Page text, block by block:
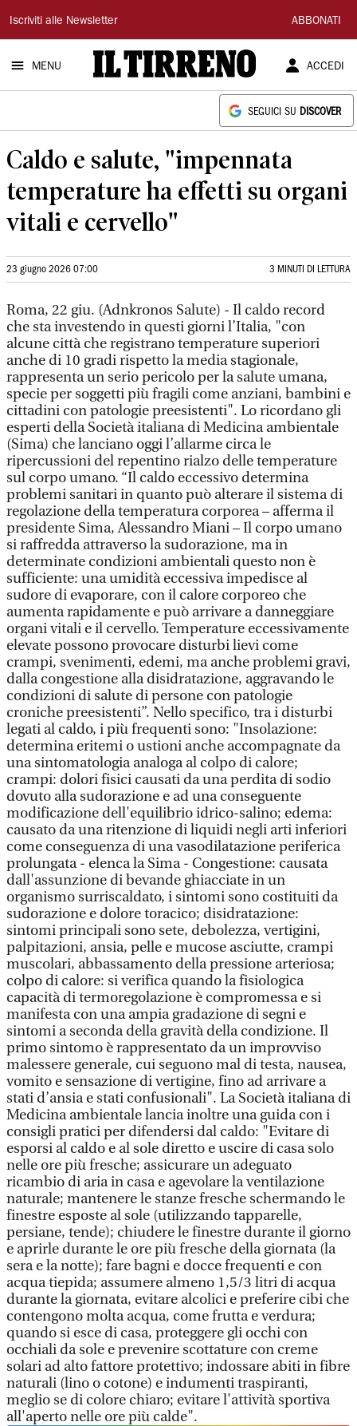
Il
Tirreno
Iscriviti alle Newsletter ABBONATI
MENU ACCEDI
SEGUICI SU DISCOVER
Caldo e salute, "impennata
temperature ha effetti su organi
vitali e cervello"
23 giugno 2026 07:00 3 MINUTI DI LETTURA
Roma, 22 giu. (Adnkronos Salute) - Il caldo record
che sta investendo in questi giorni l’Italia, "con
alcune città che registrano temperature superiori
anche di 10 gradi rispetto la media stagionale,
rappresenta un serio pericolo per la salute umana,
specie per soggetti più fragili come anziani, bambini e
cittadini con patologie preesistenti". Lo ricordano gli
esperti della Società italiana di Medicina ambientale
(Sima) che lanciano oggi l’allarme circa le
ripercussioni del repentino rialzo delle temperature
sul corpo umano. “Il caldo eccessivo determina
problemi sanitari in quanto può alterare il sistema di
regolazione della temperatura corporea – afferma il
presidente Sima, Alessandro Miani – Il corpo umano
si raffredda attraverso la sudorazione, ma in
determinate condizioni ambientali questo non è
sufficiente: una umidità eccessiva impedisce al
sudore di evaporare, con il calore corporeo che
aumenta rapidamente e può arrivare a danneggiare
organi vitali e il cervello. Temperature eccessivamente
elevate possono provocare disturbi lievi come
crampi, svenimenti, edemi, ma anche problemi gravi,
dalla congestione alla disidratazione, aggravando le
condizioni di salute di persone con patologie
croniche preesistenti”. Nello specifico, tra i disturbi
legati al caldo, i più frequenti sono: "Insolazione:
determina eritemi o ustioni anche accompagnate da
una sintomatologia analoga al colpo di calore;
crampi: dolori fisici causati da una perdita di sodio
dovuto alla sudorazione e ad una conseguente
modificazione dell'equilibrio idrico-salino; edema:
causato da una ritenzione di liquidi negli arti inferiori
come conseguenza di una vasodilatazione periferica
prolungata - elenca la Sima - Congestione: causata
dall'assunzione di bevande ghiacciate in un
organismo surriscaldato, i sintomi sono costituiti da
sudorazione e dolore toracico; disidratazione:
sintomi principali sono sete, debolezza, vertigini,
palpitazioni, ansia, pelle e mucose asciutte, crampi
muscolari, abbassamento della pressione arteriosa;
colpo di calore: si verifica quando la fisiologica
capacità di termoregolazione è compromessa e si
manifesta con una ampia gradazione di segni e
sintomi a seconda della gravità della condizione. Il
primo sintomo è rappresentato da un improvviso
malessere generale, cui seguono mal di testa, nausea,
vomito e sensazione di vertigine, fino ad arrivare a
stati d’ansia e stati confusionali". La Società italiana di
Medicina ambientale lancia inoltre una guida con i
consigli pratici per difendersi dal caldo: "Evitare di
esporsi al caldo e al sole diretto e uscire di casa solo
nelle ore più fresche; assicurare un adeguato
ricambio di aria in casa e agevolare la ventilazione
naturale; mantenere le stanze fresche schermando le
finestre esposte al sole (utilizzando tapparelle,
persiane, tende); chiudere le finestre durante il giorno
e aprirle durante le ore più fresche della giornata (la
sera e la notte); fare bagni e docce frequenti e con
acqua tiepida; assumere almeno 1,5/3 litri di acqua
durante la giornata, evitare alcolici e preferire cibi che
contengono molta acqua, come frutta e verdura;
quando si esce di casa, proteggere gli occhi con
occhiali da sole e prevenire scottature con creme
solari ad alto fattore protettivo; indossare abiti in fibre
naturali (lino o cotone) e indumenti traspiranti,
meglio se di colore chiaro; evitare l'attività sportiva
all'aperto nelle ore più calde".